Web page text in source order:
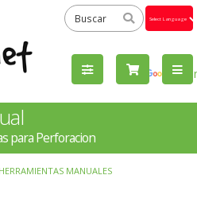
by
para Perforacion
HERRAMIENTAS MANUALES